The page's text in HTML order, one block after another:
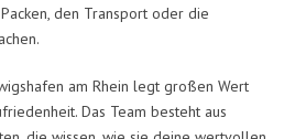
den Transport oder die
am Rhein legt großen Wert
Das Team besteht aus